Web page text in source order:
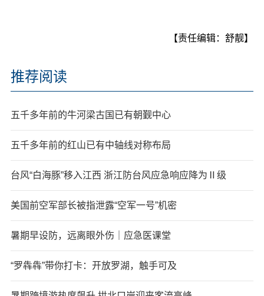
【责任编辑：舒靓】
推荐阅读
五千多年前的牛河梁古国已有朝觐中心
五千多年前的红山已有中轴线对称布局
台风“白海豚”移入江西 浙江防台风应急响应降为Ⅱ级
美国前空军部长被指泄露“空军一号”机密
暑期早设防，远离眼外伤｜应急医课堂
“罗犇犇”带你打卡：开放罗湖，触手可及